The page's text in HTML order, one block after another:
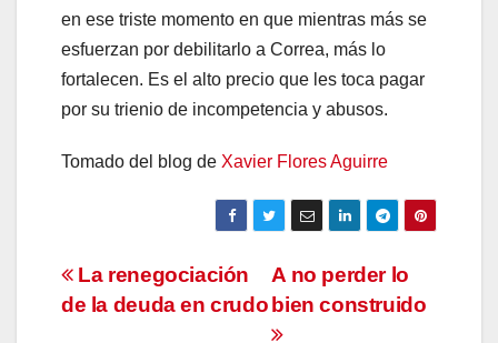
en ese triste momento en que mientras más se
esfuerzan por debilitarlo a Correa, más lo
fortalecen. Es el alto precio que les toca pagar
por su trienio de incompetencia y abusos.
Tomado del blog de Xavier Flores Aguirre
Navegación
de
A no perder lo
bien construido
La renegociación
de la deuda en crudo